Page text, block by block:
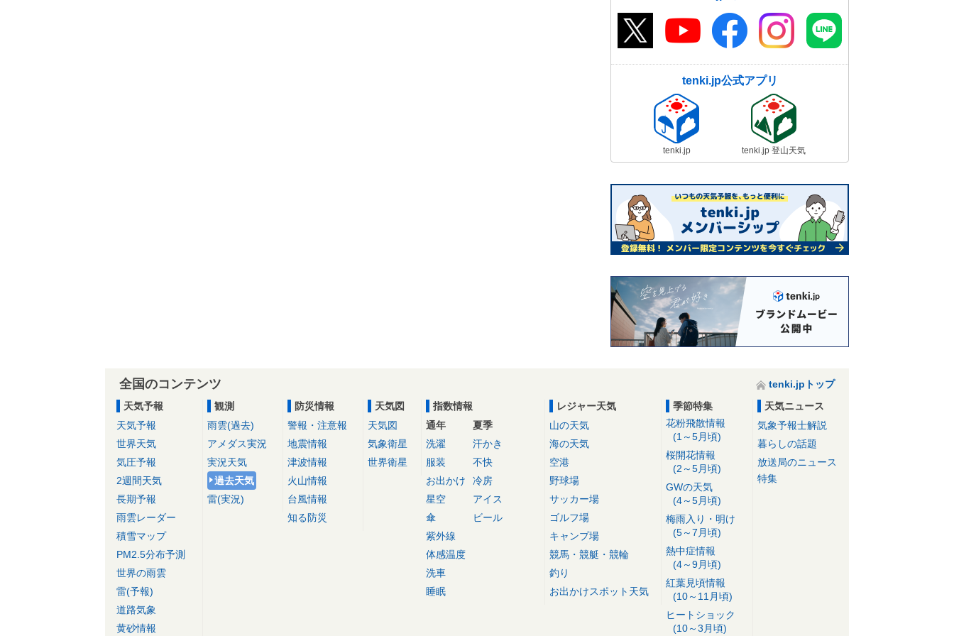
tenki.jp公式アプリ
tenki.jp tenki.jp 登山天気
全国のコンテンツ
tenki.jpトップ
天気予報
天気予報
世界天気
気圧予報
2週間天気
長期予報
雨雲レーダー
積雪マップ
PM2.5分布予測
世界の雨雲
雷(予報)
道路気象
黄砂情報
観測
雨雲(過去)
アメダス実況
実況天気
過去天気
雷(実況)
防災情報
警報・注意報
地震情報
津波情報
火山情報
台風情報
知る防災
天気図
天気図
気象衛星
世界衛星
指数情報
通年
洗濯
服装
お出かけ
星空
傘
紫外線
体感温度
洗車
睡眠
夏季
汗かき
不快
冷房
アイス
ビール
レジャー天気
山の天気
海の天気
空港
野球場
サッカー場
ゴルフ場
キャンプ場
競馬・競艇・競輪
釣り
お出かけスポット天気
季節特集
花粉飛散情報
(1～5月頃)
桜開花情報
(2～5月頃)
GWの天気
(4～5月頃)
梅雨入り・明け
(5～7月頃)
熱中症情報
(4～9月頃)
紅葉見頃情報
(10～11月頃)
ヒートショック
(10～3月頃)
天気ニュース
気象予報士解説
暮らしの話題
放送局のニュース
特集